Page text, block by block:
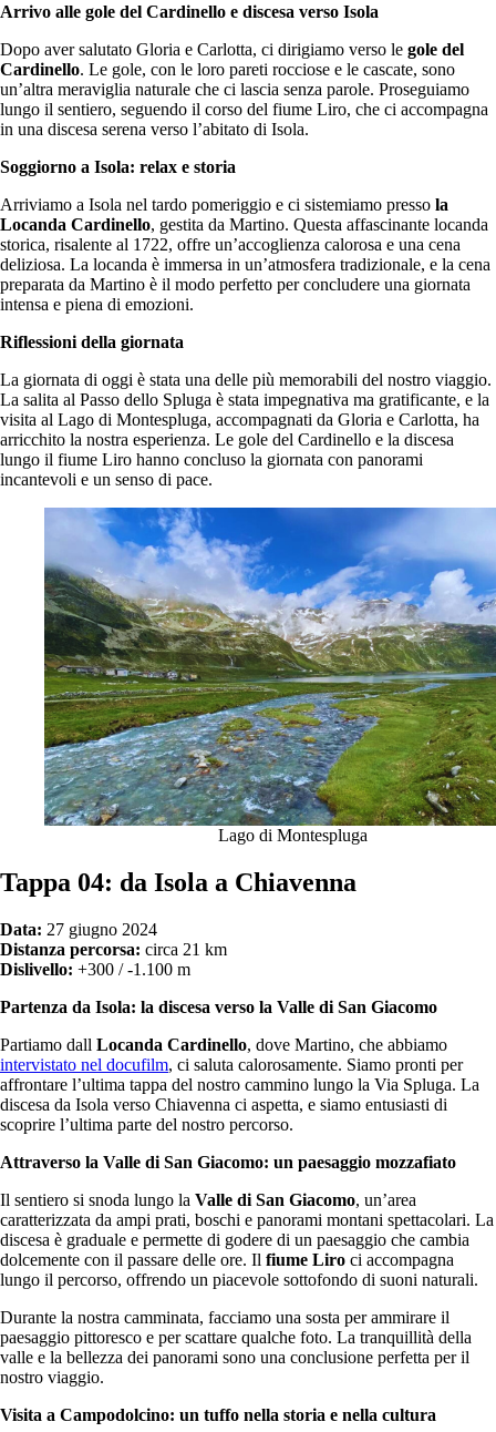
Arrivo alle gole del Cardinello e discesa verso Isola
Dopo aver salutato Gloria e Carlotta, ci dirigiamo verso le gole del
Cardinello. Le gole, con le loro pareti rocciose e le cascate, sono
un’altra meraviglia naturale che ci lascia senza parole. Proseguiamo
lungo il sentiero, seguendo il corso del fiume Liro, che ci accompagna
in una discesa serena verso l’abitato di Isola.
Soggiorno a Isola: relax e storia
Arriviamo a Isola nel tardo pomeriggio e ci sistemiamo presso la
Locanda Cardinello, gestita da Martino. Questa affascinante locanda
storica, risalente al 1722, offre un’accoglienza calorosa e una cena
deliziosa. La locanda è immersa in un’atmosfera tradizionale, e la cena
preparata da Martino è il modo perfetto per concludere una giornata
intensa e piena di emozioni.
Riflessioni della giornata
La giornata di oggi è stata una delle più memorabili del nostro viaggio.
La salita al Passo dello Spluga è stata impegnativa ma gratificante, e la
visita al Lago di Montespluga, accompagnati da Gloria e Carlotta, ha
arricchito la nostra esperienza. Le gole del Cardinello e la discesa
lungo il fiume Liro hanno concluso la giornata con panorami
incantevoli e un senso di pace.
Lago di Montespluga
Tappa 04: da Isola a Chiavenna
Data: 27 giugno 2024
Distanza percorsa: circa 21 km
Dislivello: +300 / -1.100 m
Partenza da Isola: la discesa verso la Valle di San Giacomo
Partiamo dall Locanda Cardinello, dove Martino, che abbiamo
intervistato nel docufilm, ci saluta calorosamente. Siamo pronti per
affrontare l’ultima tappa del nostro cammino lungo la Via Spluga. La
discesa da Isola verso Chiavenna ci aspetta, e siamo entusiasti di
scoprire l’ultima parte del nostro percorso.
Attraverso la Valle di San Giacomo: un paesaggio mozzafiato
Il sentiero si snoda lungo la Valle di San Giacomo, un’area
caratterizzata da ampi prati, boschi e panorami montani spettacolari. La
discesa è graduale e permette di godere di un paesaggio che cambia
dolcemente con il passare delle ore. Il fiume Liro ci accompagna
lungo il percorso, offrendo un piacevole sottofondo di suoni naturali.
Durante la nostra camminata, facciamo una sosta per ammirare il
paesaggio pittoresco e per scattare qualche foto. La tranquillità della
valle e la bellezza dei panorami sono una conclusione perfetta per il
nostro viaggio.
Visita a Campodolcino: un tuffo nella storia e nella cultura